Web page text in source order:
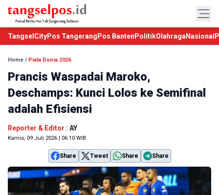
TangselCityPos Tangerang Pos Banten PolitikOlahraga Nasional
Home / Piala Dunia 2026
Prancis Waspadai Maroko,
Deschamps: Kunci Lolos ke Semifinal
adalah Efisiensi
Reporter & Editor : AY
Kamis, 09 Juli 2026 | 06:10 WIB
Share Tweet Share Share